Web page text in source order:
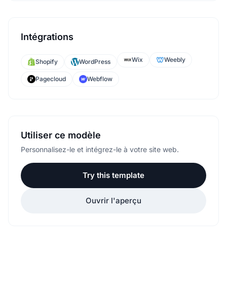
Intégrations
Shopify WordPress Wix Weebly
Pagecloud Webflow
Utiliser ce modèle
Personnalisez-le et intégrez-le à votre site web.
Try this template
Ouvrir l'aperçu